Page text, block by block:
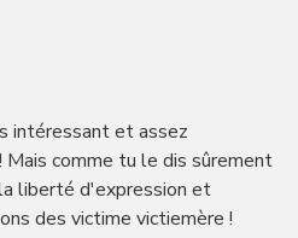
intéressant et assez
Mais comme tu le dis sûrement
liberté d'expression et
des victime victiemère !